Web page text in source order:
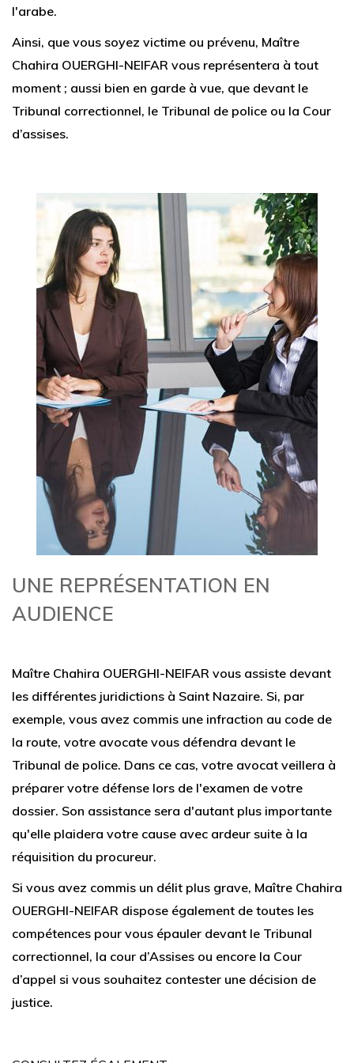
l'arabe.
Ainsi, que vous soyez victime ou prévenu, Maître
Chahira OUERGHI-NEIFAR vous représentera à tout
moment ; aussi bien en garde à vue, que devant le
Tribunal correctionnel, le Tribunal de police ou la Cour
d’assises.
UNE REPRÉSENTATION EN
AUDIENCE
Maître Chahira OUERGHI-NEIFAR vous assiste devant
les différentes juridictions à Saint Nazaire. Si, par
exemple, vous avez commis une infraction au code de
la route, votre avocate vous défendra devant le
Tribunal de police. Dans ce cas, votre avocat veillera à
préparer votre défense lors de l'examen de votre
dossier. Son assistance sera d'autant plus importante
qu'elle plaidera votre cause avec ardeur suite à la
réquisition du procureur.
Si vous avez commis un délit plus grave, Maître Chahira
OUERGHI-NEIFAR dispose également de toutes les
compétences pour vous épauler devant le Tribunal
correctionnel, la cour d’Assises ou encore la Cour
d’appel si vous souhaitez contester une décision de
justice.